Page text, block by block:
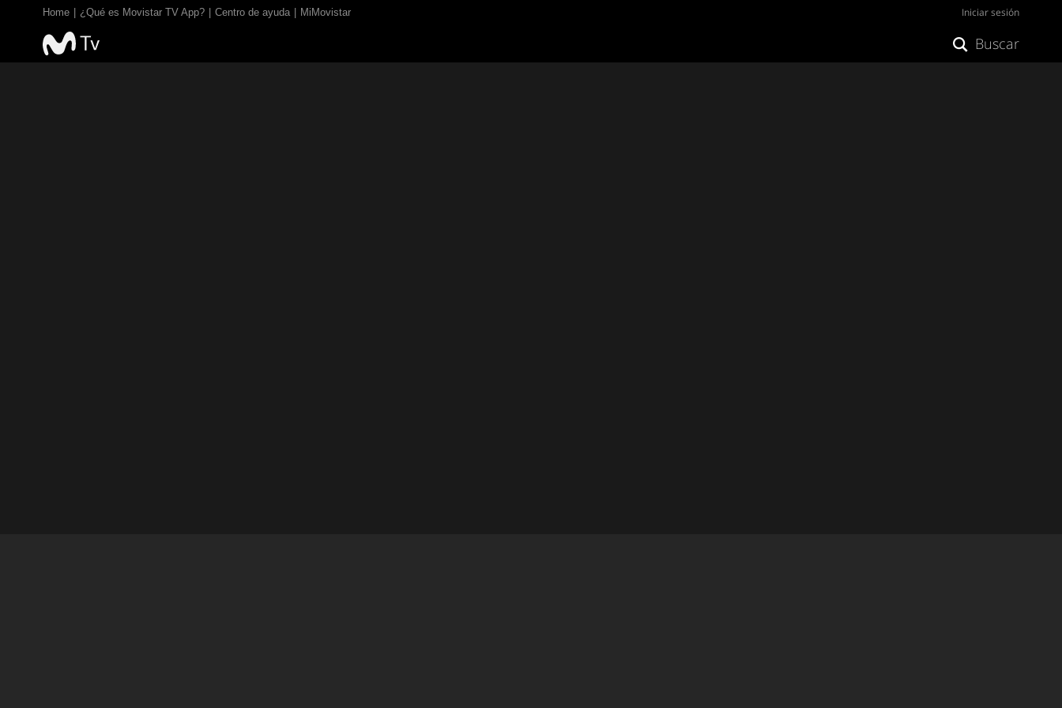
Home ¿Qué es Movistar TV App? Centro de ayuda MiMovistar Iniciar sesión
Buscar